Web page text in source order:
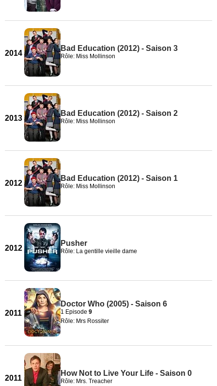
2014
Bad Education (2012) - Saison 3
Rôle: Miss Mollinson
2013
Bad Education (2012) - Saison 2
Rôle: Miss Mollinson
2012
Bad Education (2012) - Saison 1
Rôle: Miss Mollinson
2012
Pusher
Rôle: La gentille vieille dame
2011
Doctor Who (2005) - Saison 6
1 Episode 9
Rôle: Mrs Rossiter
2011
How Not to Live Your Life - Saison 0
Rôle: Mrs. Treacher